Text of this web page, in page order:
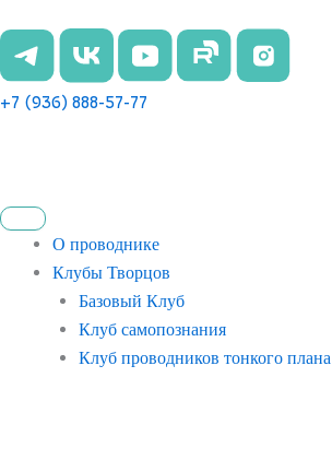
к
содержимому
+7 (936) 888-57-77
О проводнике
Клубы Творцов
Базовый Клуб
Клуб самопознания
Клуб проводников тонкого плана